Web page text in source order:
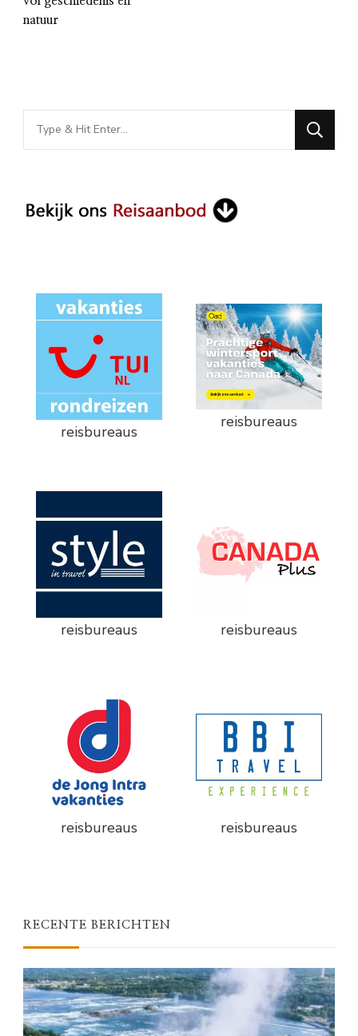
natuur
Looking
for
reisbureaus
reisbureaus
reisbureaus reisbureaus
reisbureaus reisbureaus
RECENTE BERICHTEN